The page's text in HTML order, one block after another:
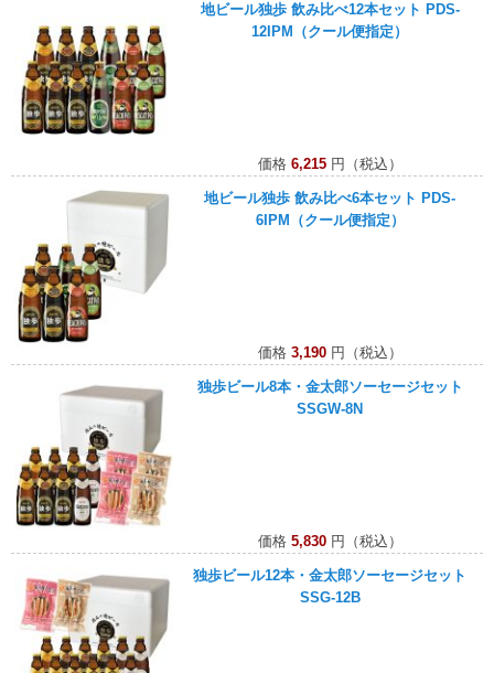
地ビール独歩 飲み比べ12本セット PDS-
12IPM（クール便指定）
価格 6,215円（税込）
地ビール独歩 飲み比べ6本セット PDS-
6IPM（クール便指定）
価格 3,190円（税込）
独歩ビール8本・金太郎ソーセージセット
SSGW-8N
価格 5,830円（税込）
独歩ビール12本・金太郎ソーセージセット
SSG-12B